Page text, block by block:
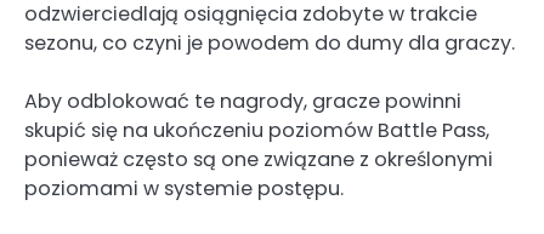
odzwierciedlają osiągnięcia zdobyte w trakcie
sezonu, co czyni je powodem do dumy dla graczy.
Aby odblokować te nagrody, gracze powinni
skupić się na ukończeniu poziomów Battle Pass,
ponieważ często są one związane z określonymi
poziomami w systemie postępu.